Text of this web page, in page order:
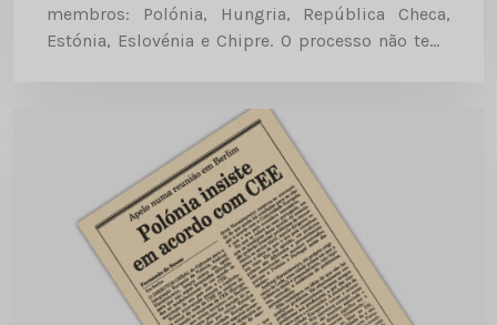
membros: Polónia, Hungria, República Checa,
Estónia, Eslovénia e Chipre. O processo não tem,